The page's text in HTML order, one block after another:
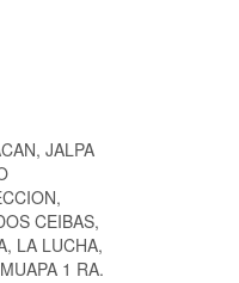
JALPA
CEIBAS,
LA LUCHA,
1 RA.